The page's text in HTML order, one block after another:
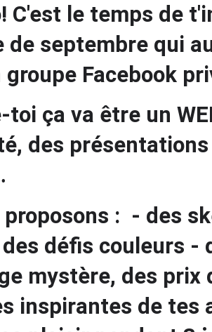
C'est le temps de
de septembre qui
groupe Facebook
toi ça va être un
des
: - des
défis couleurs -
mystère, des
inspirantes de tes